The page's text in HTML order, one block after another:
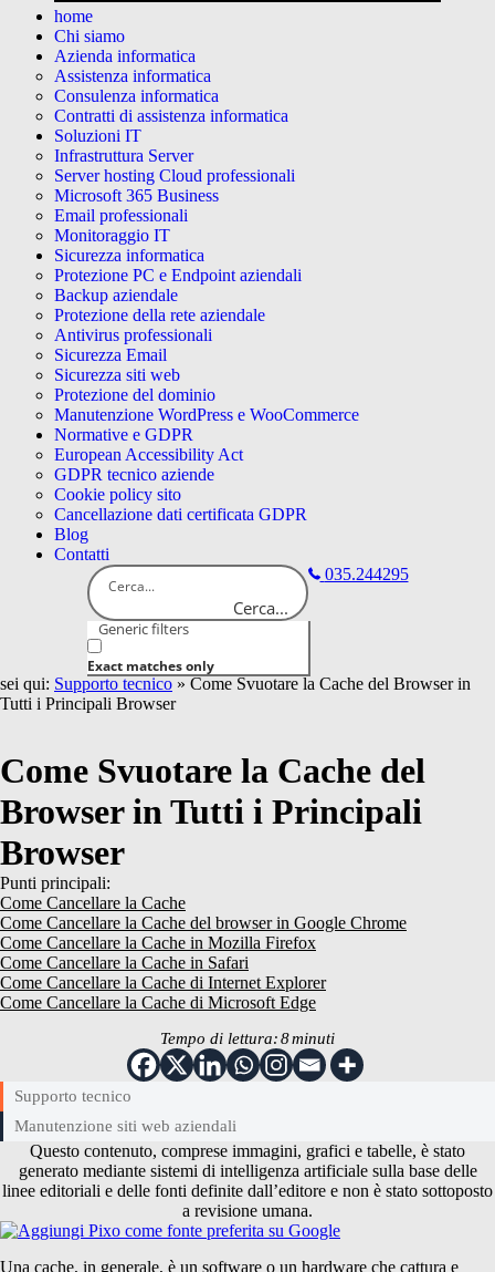
home
Chi siamo
Azienda informatica
Assistenza informatica
Consulenza informatica
Contratti di assistenza informatica
Soluzioni IT
Infrastruttura Server
Server hosting Cloud professionali
Microsoft 365 Business
Email professionali
Monitoraggio IT
Sicurezza informatica
Protezione PC e Endpoint aziendali
Backup aziendale
Protezione della rete aziendale
Antivirus professionali
Sicurezza Email
Sicurezza siti web
Protezione del dominio
Manutenzione WordPress e WooCommerce
Normative e GDPR
European Accessibility Act
GDPR tecnico aziende
Cookie policy sito
Cancellazione dati certificata GDPR
Blog
Contatti
Cerca...
Generic filters
Exact matches only
035.244295
sei qui: Supporto tecnico » Come Svuotare la Cache del Browser in
Tutti i Principali Browser
Come Svuotare la Cache del
Browser in Tutti i Principali
Browser
Punti principali:
Come Cancellare la Cache
Come Cancellare la Cache del browser in Google Chrome
Come Cancellare la Cache in Mozilla Firefox
Come Cancellare la Cache in Safari
Come Cancellare la Cache di Internet Explorer
Come Cancellare la Cache di Microsoft Edge
Tempo di lettura:8minuti
Supporto tecnico
Manutenzione siti web aziendali
Questo contenuto, comprese immagini, grafici e tabelle, è stato
generato mediante sistemi di intelligenza artificiale sulla base delle
linee editoriali e delle fonti definite dall’editore e non è stato sottoposto
a revisione umana.
Una cache, in generale, è un software o un hardware che cattura e